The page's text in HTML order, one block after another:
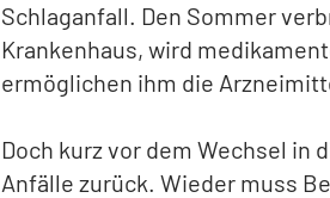
Schlaganfall. Den Sommer
Krankenhaus, wird
ermöglichen ihm die
Doch kurz vor dem Wechsel in
Anfälle zurück. Wieder muss